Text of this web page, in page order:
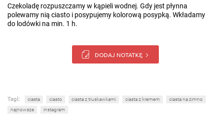
Czekoladę rozpuszczamy w kąpieli wodnej. Gdy jest płynna
polewamy nią ciasto i posypujemy kolorową posypką. Wkładamy
do lodówki na min. 1 h.
DODAJ NOTATKĘ
Tagi: ciasta ciasto ciasta z truskawkami ciasta z kremem
ciasta na zimno
najnowsze
instagram